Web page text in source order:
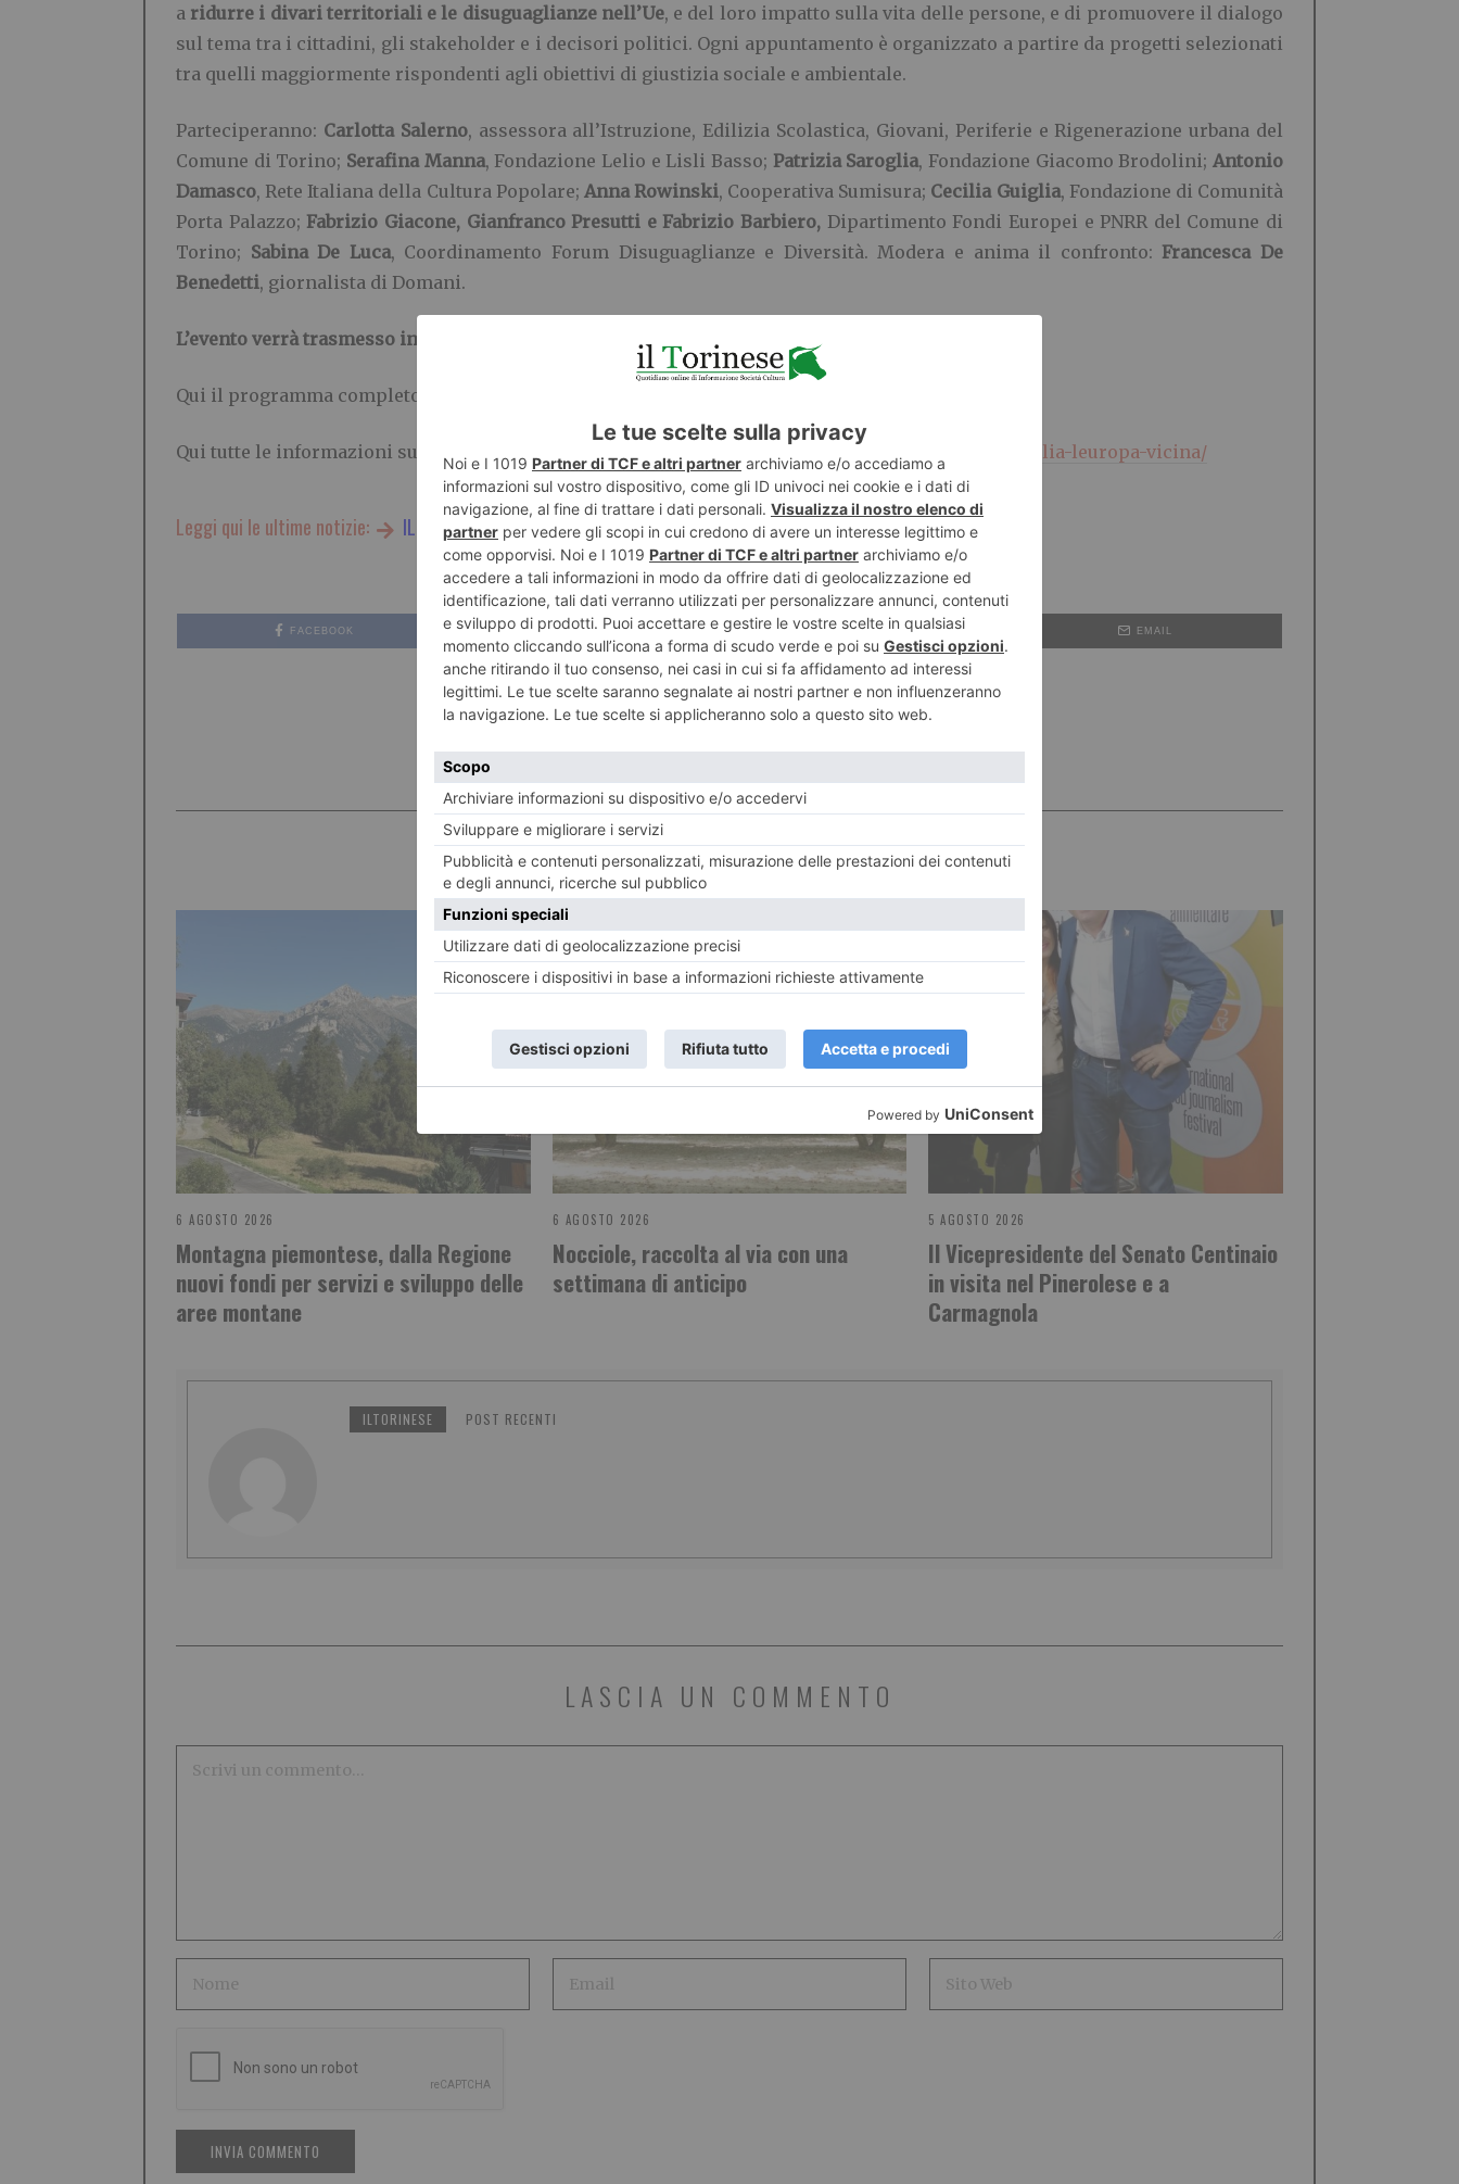
a ridurre i divari territoriali e le disuguaglianze nell’Ue, e del loro impatto sulla vita delle persone, e di promuovere il dialogo
sul tema tra i cittadini, gli stakeholder e i decisori politici. Ogni appuntamento è organizzato a partire da progetti selezionati
tra quelli maggiormente rispondenti agli obiettivi di giustizia sociale e ambientale.
Parteciperanno: Carlotta Salerno, assessora all’Istruzione, Edilizia Scolastica, Giovani, Periferie e Rigenerazione urbana del
Comune di Torino; Serafina Manna, Fondazione Lelio e Lisli Basso; Patrizia Saroglia, Fondazione Giacomo Brodolini;Antonio
Damasco, Rete Italiana della Cultura Popolare; Anna Rowinski, Cooperativa Sumisura; Cecilia Guiglia, Fondazione di Comunità
Porta Palazzo; Fabrizio Giacone, Gianfranco Presutti e Fabrizio Barbiero, Dipartimento Fondi Europei e PNRR del Comune di
Torino; Sabina De Luca, Coordinamento Forum Disuguaglianze e Diversità. Modera e anima il confronto: Francesca De
Benedetti, giornalista di Domani.
L’evento verrà trasmesso in diretta streaming sul sito di Domani.
Qui il programma completo dell’evento:
Qui tutte le informazioni sul progetto: https://www.forumdisuguaglianzediversita.org/coesione-italia-leuropa-vicina/
Leggi qui le ultime notizie: IL TORINESE
FACEBOOK TWITTER WHATSAPP EMAIL
ECONOMIA
POTREBBE INTERESSARTI...
6 AGOSTO 2026
Montagna piemontese, dalla Regione
nuovi fondi per servizi e sviluppo delle
aree montane
6 AGOSTO 2026
Nocciole, raccolta al via con una
settimana di anticipo
5 AGOSTO 2026
Il Vicepresidente del Senato Centinaio
in visita nel Pinerolese e a
Carmagnola
ILTORINESE POST RECENTI
LASCIA UN COMMENTO